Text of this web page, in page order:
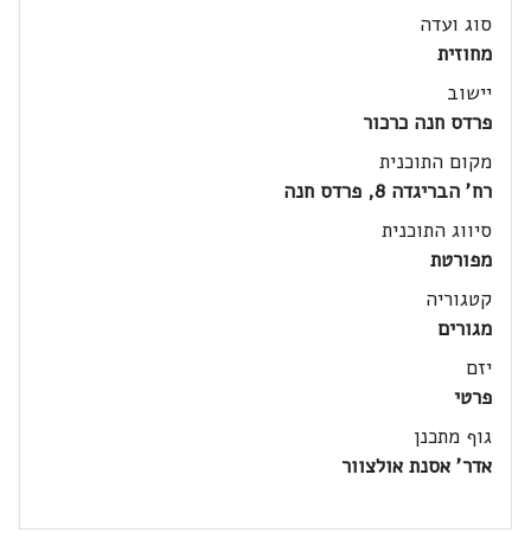
סוג ועדה
מחוזית
יישוב
פרדס חנה כרכור
מקום התוכנית
רח' הבריגדה 8, פרדס חנה
סיווג התוכנית
מפורטת
קטגוריה
מגורים
יזם
פרטי
גוף מתכנן
אדר' אסנת אולצוור